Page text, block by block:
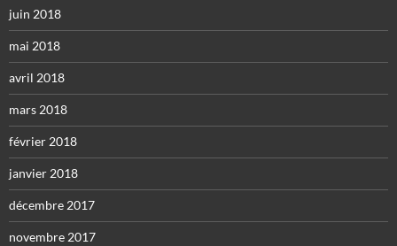
juin 2018
mai 2018
avril 2018
mars 2018
février 2018
janvier 2018
décembre 2017
novembre 2017